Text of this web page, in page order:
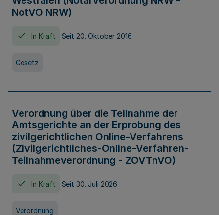
NotVO NRW)
In Kraft Seit 20. Oktober 2016
Gesetz
Verordnung über die Teilnahme der
Amtsgerichte an der Erprobung des
zivilgerichtlichen Online-Verfahrens
(Zivilgerichtliches-Online-Verfahren-
Teilnahmeverordnung - ZOVTnVO)
In Kraft Seit 30. Juli 2026
Verordnung